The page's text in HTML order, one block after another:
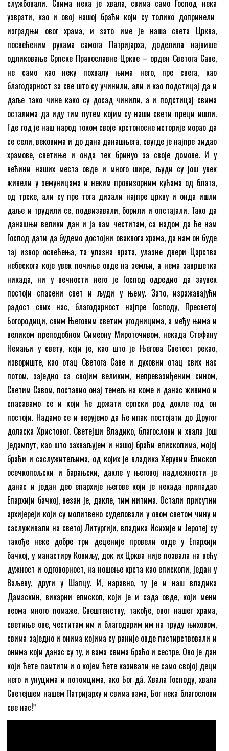
службовали. Свима нека је хвала, свима само Господ нека
узврати, као и овој нашој браћи који су толико допринели
изградњи овог храма, и зато име је наша света Црква,
посвећеним рукама самога Патријарха, доделила највише
одликовање Српске Православне Цркве – орден Светога Саве,
не само као неку похвалу њима него, пре свега, као
благодарност за све што су учинили, али и као подстицај да и
даље тако чине како су досад чинили, а и подстицај свима
осталима да иду тим путем којим су наши свети преци ишли.
Где год је наш народ током своје крстоносне историје морао да
се сели, вековима и до дана данашњега, свугде је најпре зидао
храмове, светиње и онда тек бринуо за своје домове. И у
већини наших места овде и много шире, људи су још увек
живели у земуницама и неким провизорним кућама од блата,
од трске, али су пре тога дизали најпре цркву и онда ишли
даље и трудили се, подвизавали, борили и опстајали. Тако да
данашњи велики дан и ја вам честитам, са надом да ће нам
Господ дати да будемо достојни оваквога храма, да нам он буде
тај извор освећења, та улазна врата, улазне двери Царства
небескога које увек почиње овде на земљи, а нема завршетка
никада, ни у вечности него је Господ одредио да заувек
постоји спасени свет и људи у њему. Зато, изражавајући
радост свих нас, благодарност најпре Господу, Пресветој
Богородици, свим Његовим светим угодницима, а међу њима и
великом преподобном Симеону Мироточивом, некада Стефану
Немањи у свету, који је, као што је Његова Светост рекао,
извориште, као отац Светога Саве и духовни отац свих нас
потом, заједно са својим великим, непревазиђеним сином,
Светим Савом, поставио онај темељ на коме и данас живимо и
спасавамо се и који ће држати српски род докле год он
постоји. Надамо се и верујемо да ће ипак постојати до Другог
доласка Христовог. Светејши Владико, благослови и хвала још
једампут, као што захваљујем и нашој браћи епископима, мојој
браћи и саслужитељима, од којих је владика Херувим Епископ
осечкопољски и барањски, дакле у његовој надлежности је
данас и један део епархије његове који је некада припадао
Епархији бачкој, везан је, дакле, тим нитима. Остали присутни
архијереји који су молитвено суделовали у овом светом чину и
саслуживали на светој Литургији, владика Исихије и Јеротеј су
такође неке добре три деценије провели овде у Епархији
бачкој, у манастиру Ковиљу, док их Црква није позвала на већу
дужност и одговорност, на ношење крста као епископи, један у
Ваљеву, други у Шапцу. И, наравно, ту је и наш владика
Дамаскин, викарни епископ, који је и сада овде, који мени
веома много помаже. Свештенству, такође, овог нашег храма,
светиње ове, честитам им и благодарим им на труду њиховом,
свима заједно и онима којима су раније овде пастирствовали и
онима који данас су ту, и вама свима браћо и сестре. Ово је дан
који ћете памтити и о којем ћете казивати не само својој деци
него и унуцима и потомцима, ако Бог дâ. Хвала Господу, хвала
Светејшем нашем Патријарху и свима вама, Бог нека благослови
све нас!ˮ